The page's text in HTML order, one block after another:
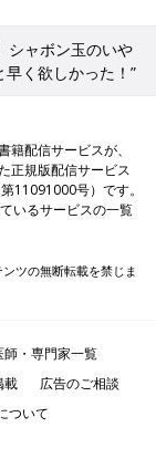
シャボン玉のいや
く欲しかった！”
籍配信サービスが、
正規版配信サービス
11091000号）です。
いるサービスの一覧
ツの無断転載を禁じま
師・専門家一覧
載
広告のご相談
ついて